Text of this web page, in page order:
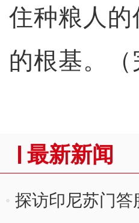
住种粮人的
的根基。（
最新新闻
探访印尼苏门答